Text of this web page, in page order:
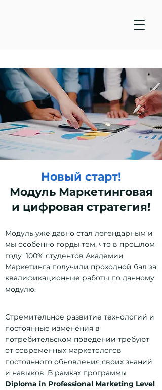
Новый старт!
Модуль Маркетинговая
и цифровая стратегия!
Модуль уже давно стал легендарным и
мы особенно горды тем, что в прошлом
году 100% студентов Академии
Маркетинга получили проходной бал за
квалификационные работы по данному
модулю.
Стремительное развитие технологий и
постоянные изменения в
потребительском поведении требуют
от современных маркетологов
постоянного обновления своих знаний
и навыков. В рамках программы
Diploma in Professional Marketing Level